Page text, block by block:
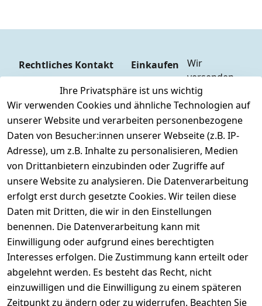
Ihre Privatsphäre ist uns wichtig
Wir verwenden Cookies und ähnliche Technologien auf
unserer Website und verarbeiten personenbezogene
Daten von Besucher:innen unserer Webseite (z.B. IP-
Adresse), um z.B. Inhalte zu personalisieren, Medien
von Drittanbietern einzubinden oder Zugriffe auf
unsere Website zu analysieren. Die Datenverarbeitung
erfolgt erst durch gesetzte Cookies. Wir teilen diese
Daten mit Dritten, die wir in den Einstellungen
benennen. Die Datenverarbeitung kann mit
Einwilligung oder aufgrund eines berechtigten
Interesses erfolgen. Die Zustimmung kann erteilt oder
abgelehnt werden. Es besteht das Recht, nicht
einzuwilligen und die Einwilligung zu einem späteren
Zeitpunkt zu ändern oder zu widerrufen. Beachten Sie
Rechtliches
Impressum
Datenschutze
rklärung
Widerrufsrec
ht
Kontakt
Registrieren
Einkaufen
arten
Versandk
osten
Hilfe
Batteriee
ntsorgun
g
Märklin
Insider
Club
Unser
Ladenges
chäft
Newslett
eranmeld
Wir
versenden
mit
DHL
Zahlen Sie
bequem per
Vorkasse
Barzahlu
Abholung
PayPal /
Kreditkar
te